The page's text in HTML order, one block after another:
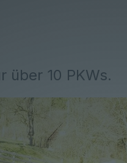
über 10 PKWs.